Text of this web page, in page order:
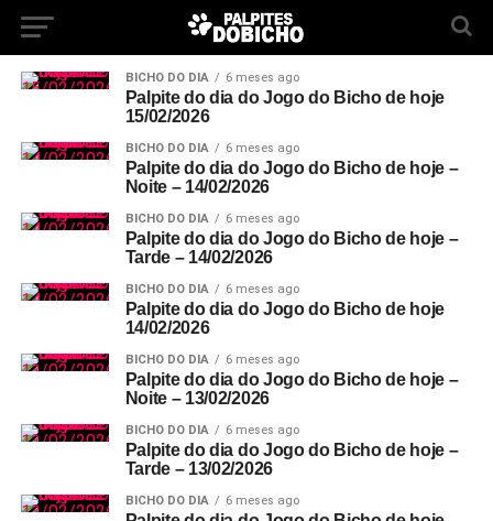
BICHO DO DIA 6 meses ago
Palpite do dia do Jogo do Bicho de hoje
15/02/2026
BICHO DO DIA 6 meses ago
Palpite do dia do Jogo do Bicho de hoje –
Noite – 14/02/2026
BICHO DO DIA 6 meses ago
Palpite do dia do Jogo do Bicho de hoje –
Tarde – 14/02/2026
BICHO DO DIA 6 meses ago
Palpite do dia do Jogo do Bicho de hoje
14/02/2026
BICHO DO DIA 6 meses ago
Palpite do dia do Jogo do Bicho de hoje –
Noite – 13/02/2026
BICHO DO DIA 6 meses ago
Palpite do dia do Jogo do Bicho de hoje –
Tarde – 13/02/2026
BICHO DO DIA 6 meses ago